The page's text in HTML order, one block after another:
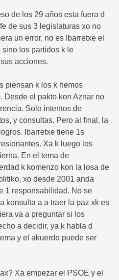
de los 29 años esta fuera d
de sus 3 legislaturas xo no
un error, no es Ibarretxe el
los partidos k le
acciones.
piensan k los k hemos
Desde el pakto kon Aznar no
Solo intentos de
y consultas. Pero al final, la
Ibarretxe tiene 1s
Xa k luego los
En el tema de
k komenzo kon la losa de
xo desde 2001 anda
1 responsabilidad. No se
konsulta a a traer la paz xk es
va a preguntar si los
a decidir, ya k habla d
y el akuerdo puede ser
Xa empezar el PSOE y el